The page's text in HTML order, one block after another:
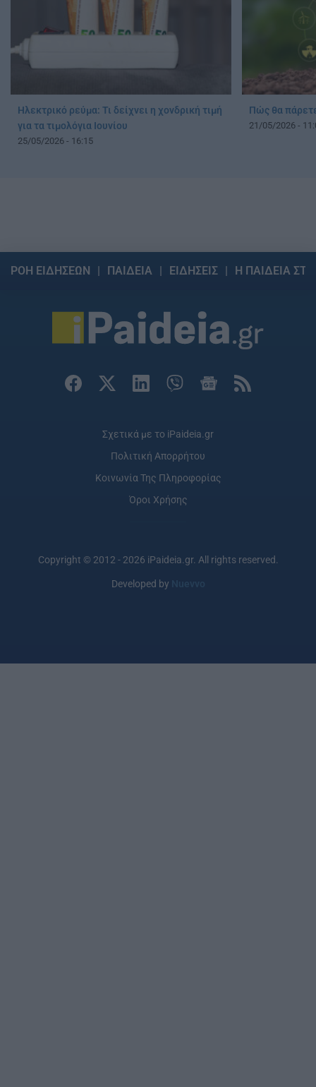
Ηλεκτρικό ρεύμα: Τι δείχνει η χονδρική τιμή
για τα τιμολόγια Ιουνίου
25/05/2026 - 16:15
Πώς θα
21/05/2026 -
ΡΟΗ ΕΙΔΗΣΕΩΝ ΠΑΙΔΕΙΑ ΕΙΔΗΣΕΙΣ Η ΠΑΙΔΕΙΑ
Σχετικά με το iPaideia.gr
Πολιτική Απορρήτου
Κοινωνία Της Πληροφορίας
Όροι Χρήσης
Copyright © 2012 - 2026 iPaideia.gr. All rights reserved.
Developed by